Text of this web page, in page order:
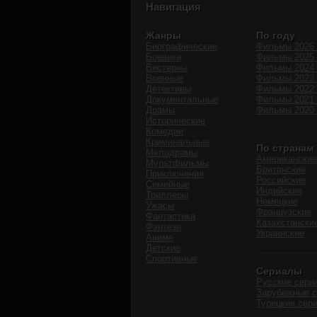
Навигация
Жанры
Биографические
Боевики
Вестерны
Военные
Детективы
Документальные
Драмы
Исторические
Комедии
Криминальные
Мелодрамы
Мультфильмы
Приключения
Семейные
Триллеры
Ужасы
Фантастика
Фэнтези
Аниме
Детские
Спортивные
По году
Фильмы 2026
Фильмы 2025
Фильмы 2024
Фильмы 2023
Фильмы 2022
Фильмы 2021
Фильмы 2020
По странам
Американские
Британские
Российские
Индийские
Немецкие
Французские
Украинские
Сериалы
Русские
Зарубежные
Турецкие